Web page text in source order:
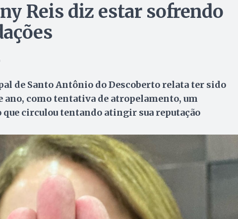
Reis diz estar sofrendo
de Santo Antônio do Descoberto relata ter sido
como tentativa de atropelamento, um
circulou tentando atingir sua reputação